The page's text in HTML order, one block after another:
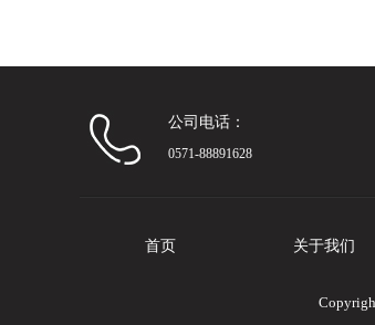
公司电话：
0571-88891628
首页 关于我们